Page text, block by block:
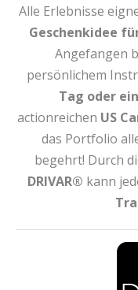
Alle Erlebnisse
Geschenkidee
Angefangen
persönlichem
Tag oder
actionreichen US
das Portfolio
begehrt! Durch
DRIVAR® kann